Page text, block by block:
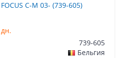
C-M 03- (739-605)
739-605
Бельгия